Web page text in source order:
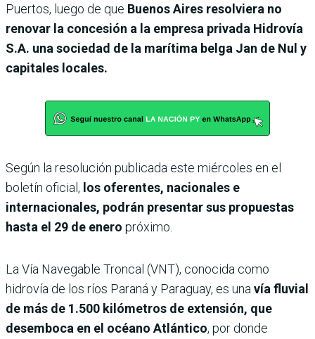
Puertos, luego de que Buenos Aires resolviera no
renovar la concesión a la empresa privada Hidrovía
S.A. una sociedad de la marítima belga Jan de Nul y
capitales locales.
Según la resolución publicada este miércoles en el
boletín oficial, los oferentes, nacionales e
internacionales, podrán presentar sus propuestas
hasta el 29 de enero próximo.
La Vía Navegable Troncal (VNT), conocida como
hidrovía de los ríos Paraná y Paraguay, es una vía fluvial
de más de 1.500 kilómetros de extensión, que
desemboca en el océano Atlántico, por donde